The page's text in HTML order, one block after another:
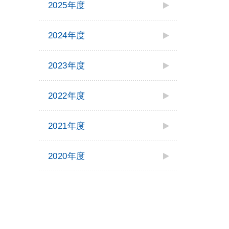
2025年度
2024年度
2023年度
2022年度
2021年度
2020年度